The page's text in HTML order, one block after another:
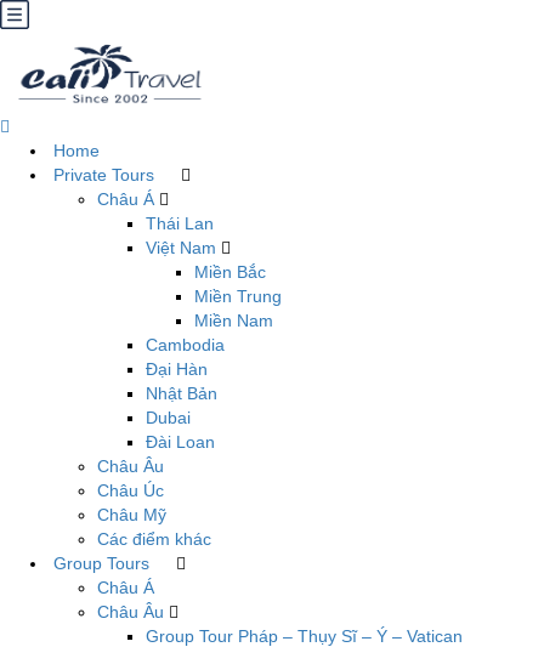
Home
Private Tours
Châu Á
Thái Lan
Việt Nam
Miền Bắc
Miền Trung
Miền Nam
Cambodia
Đại Hàn
Nhật Bản
Dubai
Đài Loan
Châu Âu
Châu Úc
Châu Mỹ
Các điểm khác
Group Tours
Châu Á
Châu Âu
Group Tour Pháp – Thụy Sĩ – Ý – Vatican